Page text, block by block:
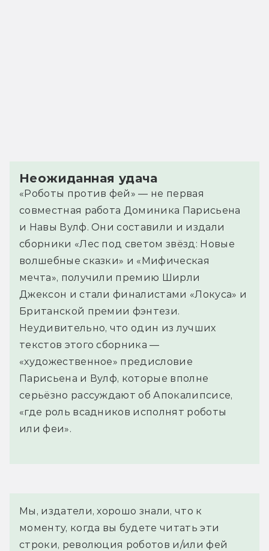
Неожиданная удача
«Роботы против фей» — не первая
совместная работа Доминика Парисьена
и Навы Вулф. Они составили и издали
сборники «Лес под светом звёзд: Новые
волшебные сказки» и «Мифическая
мечта», получили премию Ширли
Джексон и стали финалистами «Локуса» и
Британской премии фэнтези.
Неудивительно, что один из лучших
текстов этого сборника —
«художественное» предисловие
Парисьена и Вулф, которые вполне
серьёзно рассуждают об Апокалипсисе,
«где роль всадников исполнят роботы
или феи».
Мы, издатели, хорошо знали, что к
моменту, когда вы будете читать эти
строки, революция роботов и/или фей